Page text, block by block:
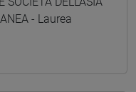
- Laurea